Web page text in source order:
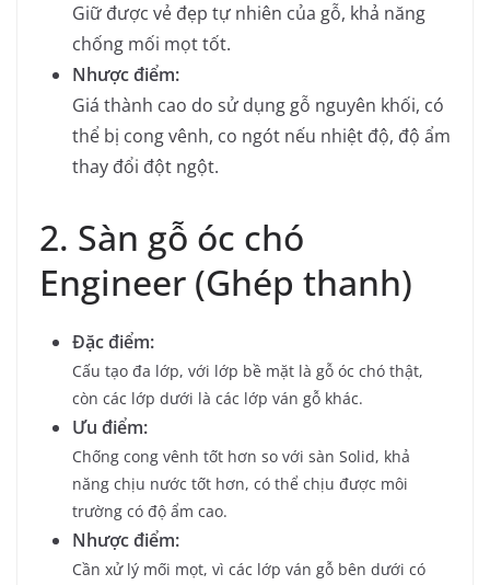
Giữ được vẻ đẹp tự nhiên của gỗ, khả năng
chống mối mọt tốt.
Nhược điểm:
Giá thành cao do sử dụng gỗ nguyên khối, có
thể bị cong vênh, co ngót nếu nhiệt độ, độ ẩm
thay đổi đột ngột.
2. Sàn gỗ óc chó
Engineer (Ghép thanh)
Đặc điểm:
Cấu tạo đa lớp, với lớp bề mặt là gỗ óc chó thật,
còn các lớp dưới là các lớp ván gỗ khác.
Ưu điểm:
Chống cong vênh tốt hơn so với sàn Solid, khả
năng chịu nước tốt hơn, có thể chịu được môi
trường có độ ẩm cao.
Nhược điểm:
Cần xử lý mối mọt, vì các lớp ván gỗ bên dưới có